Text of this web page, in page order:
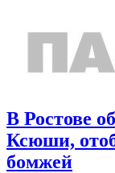
В Ростове
Ксюши,
бомжей